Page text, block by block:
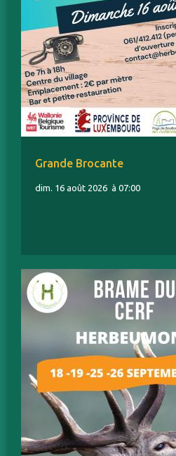
Grande Brocante
dim. 16 août 2026 à 07:00